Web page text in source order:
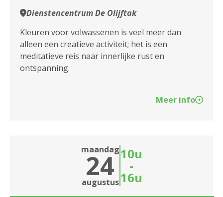
Dienstencentrum De Olijftak
Kleuren voor volwassenen is veel meer dan
alleen een creatieve activiteit; het is een
meditatieve reis naar innerlijke rust en
ontspanning.
Meer info
maandag
24
augustus
10u
-
16u